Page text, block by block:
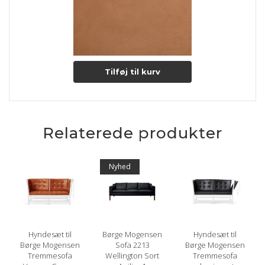
Tilføj til kurv
Relaterede produkter
Hyndesæt til
Børge Mogensen
Tremmesofa
Nyhed
Børge Mogensen
Sofa 2213
Wellington Sort
Hyndesæt til
Børge Mogensen
Tremmesofa